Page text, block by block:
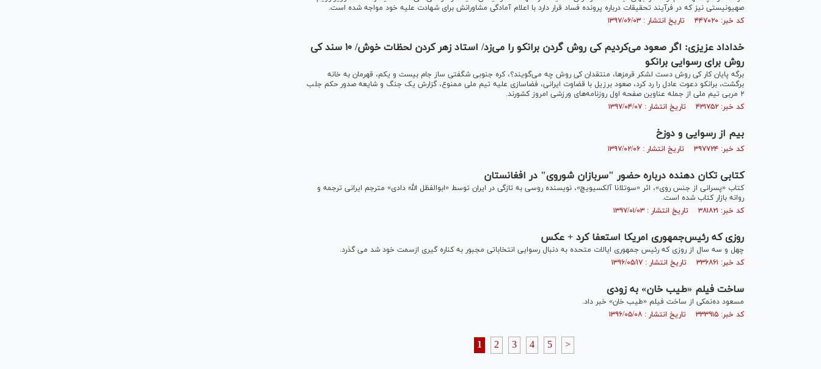
صهیونیستی نیز که در فرآیند تحقیقات درباره پرونده فساد قرار دارد با اعلام آمادگی مشاورانش برای شهادت علیه خود مواجه شده است.
کد خبر: ۴۴۷۰۲۰ تاریخ انتشار : ۱۳۹۷/۰۶/۰۳
خداداد عزیزی: اگر صعود می‌کردیم کی روش گردن برانکو را می‌زد/ استاد زهر کردن لحظات خوش/ ۱۰ سند کی
روش برای رسوایی برانکو
برگه پایان کار کی روش دست لشکر قرمزها، منتقدان کی روش چه می‌گویند؟، کره جنوبی شگفتی ساز جام بیست و یکم، قهرمان به خانه
برگشت، برانکو دعوت عادل را رد کرد، صعود برزیل با قضاوت ایرانی، فضاسازی علیه تیم ملی ممنوع، گزارش یک جنگ و شایعه صدور حکم جلب
۲ مربی تیم ملی از جمله عناوین صفحه اول روزنامه‌های ورزشی امروز کشورند.
کد خبر: ۴۳۱۷۵۲ تاریخ انتشار : ۱۳۹۷/۰۴/۰۷
بیم از رسوایی و دوزخ
کد خبر: ۳۹۷۷۲۴ تاریخ انتشار : ۱۳۹۷/۰۲/۰۶
کتابی تکان دهنده درباره حضور "سربازان شوروی" در افغانستان
کتاب «پسرانی از جنس روی»، اثر «سوتلانا آلکسیویچ»، نویسنده روسی به تازگی در ایران توسط «ابوالفظل الله دادی» مترجم ایرانی ترجمه و
روانه بازار کتاب شده است.
کد خبر: ۳۸۱۸۲۱ تاریخ انتشار : ۱۳۹۷/۰۱/۰۳
روزی که رئیس‌جمهوری امریکا استعفا کرد + عکس
چهل و سه سال از روزی که رئیس جمهوری ایالات متحده به دنبال رسوایی انتخاباتی مجبور به کناره گیری ازسمت خود شد می گذرد.
کد خبر: ۳۳۶۸۶۱ تاریخ انتشار : ۱۳۹۶/۰۵/۱۷
ساخت فیلم «طیب خان» به زودی
مسعود ده‌نمکی از ساخت فیلم «طیب خان» خبر داد.
کد خبر: ۳۳۳۹۱۵ تاریخ انتشار : ۱۳۹۶/۰۵/۰۸
1 2 3 4 5 >